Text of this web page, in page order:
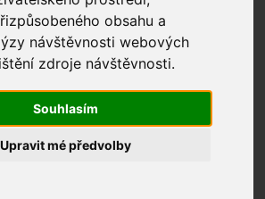
obsahu a
návštěvnosti webových
zdroje návštěvnosti.
Souhlasím
Upravit mé předvolby